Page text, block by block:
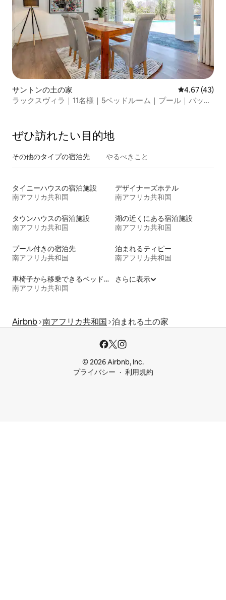
サントンの土の家 レビュー43
4.67 (43)
ラックスヴィラ｜11名様｜5ベッドルーム｜プール｜バック
ぜひ訪⁠れ⁠た⁠い目⁠的⁠地
その他のタ⁠イ⁠プ⁠の宿⁠泊⁠先 やるべきこと
タイニーハウスの宿泊施設
南アフリカ共和国
デザイナーズホテル
南アフリカ共和国
タウンハウスの宿泊施設
南アフリカ共和国
湖の近くにある宿泊施設
南アフリカ共和国
プール付きの宿泊先
南アフリカ共和国
泊まれるティピー
南アフリカ共和国
車椅子から移乗できるベッドがある宿泊施設
南アフリカ共和国
さらに表示
Airbnb 南アフリカ共和国 泊まれる土の家
© 2026 Airbnb, Inc.
プライバシー
利用規約